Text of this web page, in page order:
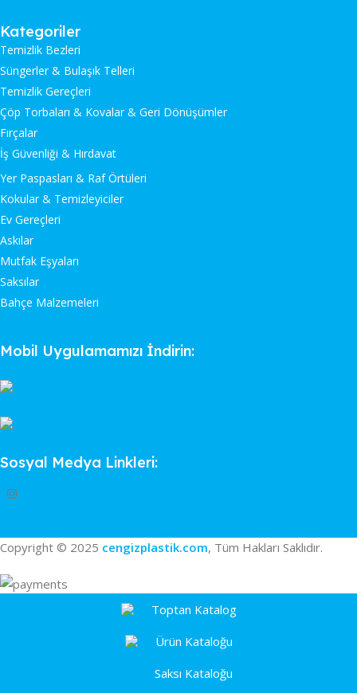
Kategoriler
Temizlik Bezleri
Süngerler & Bulaşık Telleri
Temizlik Gereçleri
Çöp Torbaları & Kovalar & Geri Dönüşümler
Fırçalar
İş Güvenliği & Hırdavat
Yer Paspasları & Raf Örtüleri
Kokular & Temizleyiciler
Ev Gereçleri
Askılar
Mutfak Eşyaları
Saksılar
Bahçe Malzemeleri
Mobil Uygulamamızı İndirin:
Sosyal Medya Linkleri:
Copyright © 2025 cengizplastik.com, Tüm Hakları Saklıdır.
Toptan Katalog
Ürün Kataloğu
Saksı Kataloğu